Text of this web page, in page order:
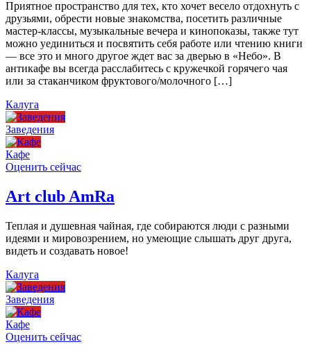
Приятное пространство для тех, кто хочет весело отдохнуть с
друзьями, обрести новые знакомства, посетить различные
мастер-классы, музыкальные вечера и кинопоказы, также тут
можно уединиться и посвятить себя работе или чтению книги
— все это и много другое ждет вас за дверью в «Небо». В
антикафе вы всегда расслабитесь с кружечкой горячего чая
или за стаканчиком фруктового/молочного […]
Калуга
Заведения
Кафе
Оценить сейчас
Art сlub AmRa
Теплая и душевная чайная, где собираются люди с разными
идеями и мировозрением, но умеющие слышать друг друга,
видеть и создавать новое!
Калуга
Заведения
Кафе
Оценить сейчас